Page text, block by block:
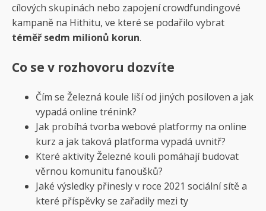
cílových skupinách nebo zapojení crowdfundingové
kampaně na Hithitu, ve které se podařilo vybrat
téměř sedm milionů korun.
Co se v rozhovoru dozvíte
Čím se Železná koule liší od jiných posiloven a jak
vypadá online trénink?
Jak probíhá tvorba webové platformy na online
kurz a jak taková platforma vypadá uvnitř?
Které aktivity Železné kouli pomáhají budovat
věrnou komunitu fanoušků?
Jaké výsledky přinesly v roce 2021 sociální sítě a
které příspěvky se zařadily mezi ty